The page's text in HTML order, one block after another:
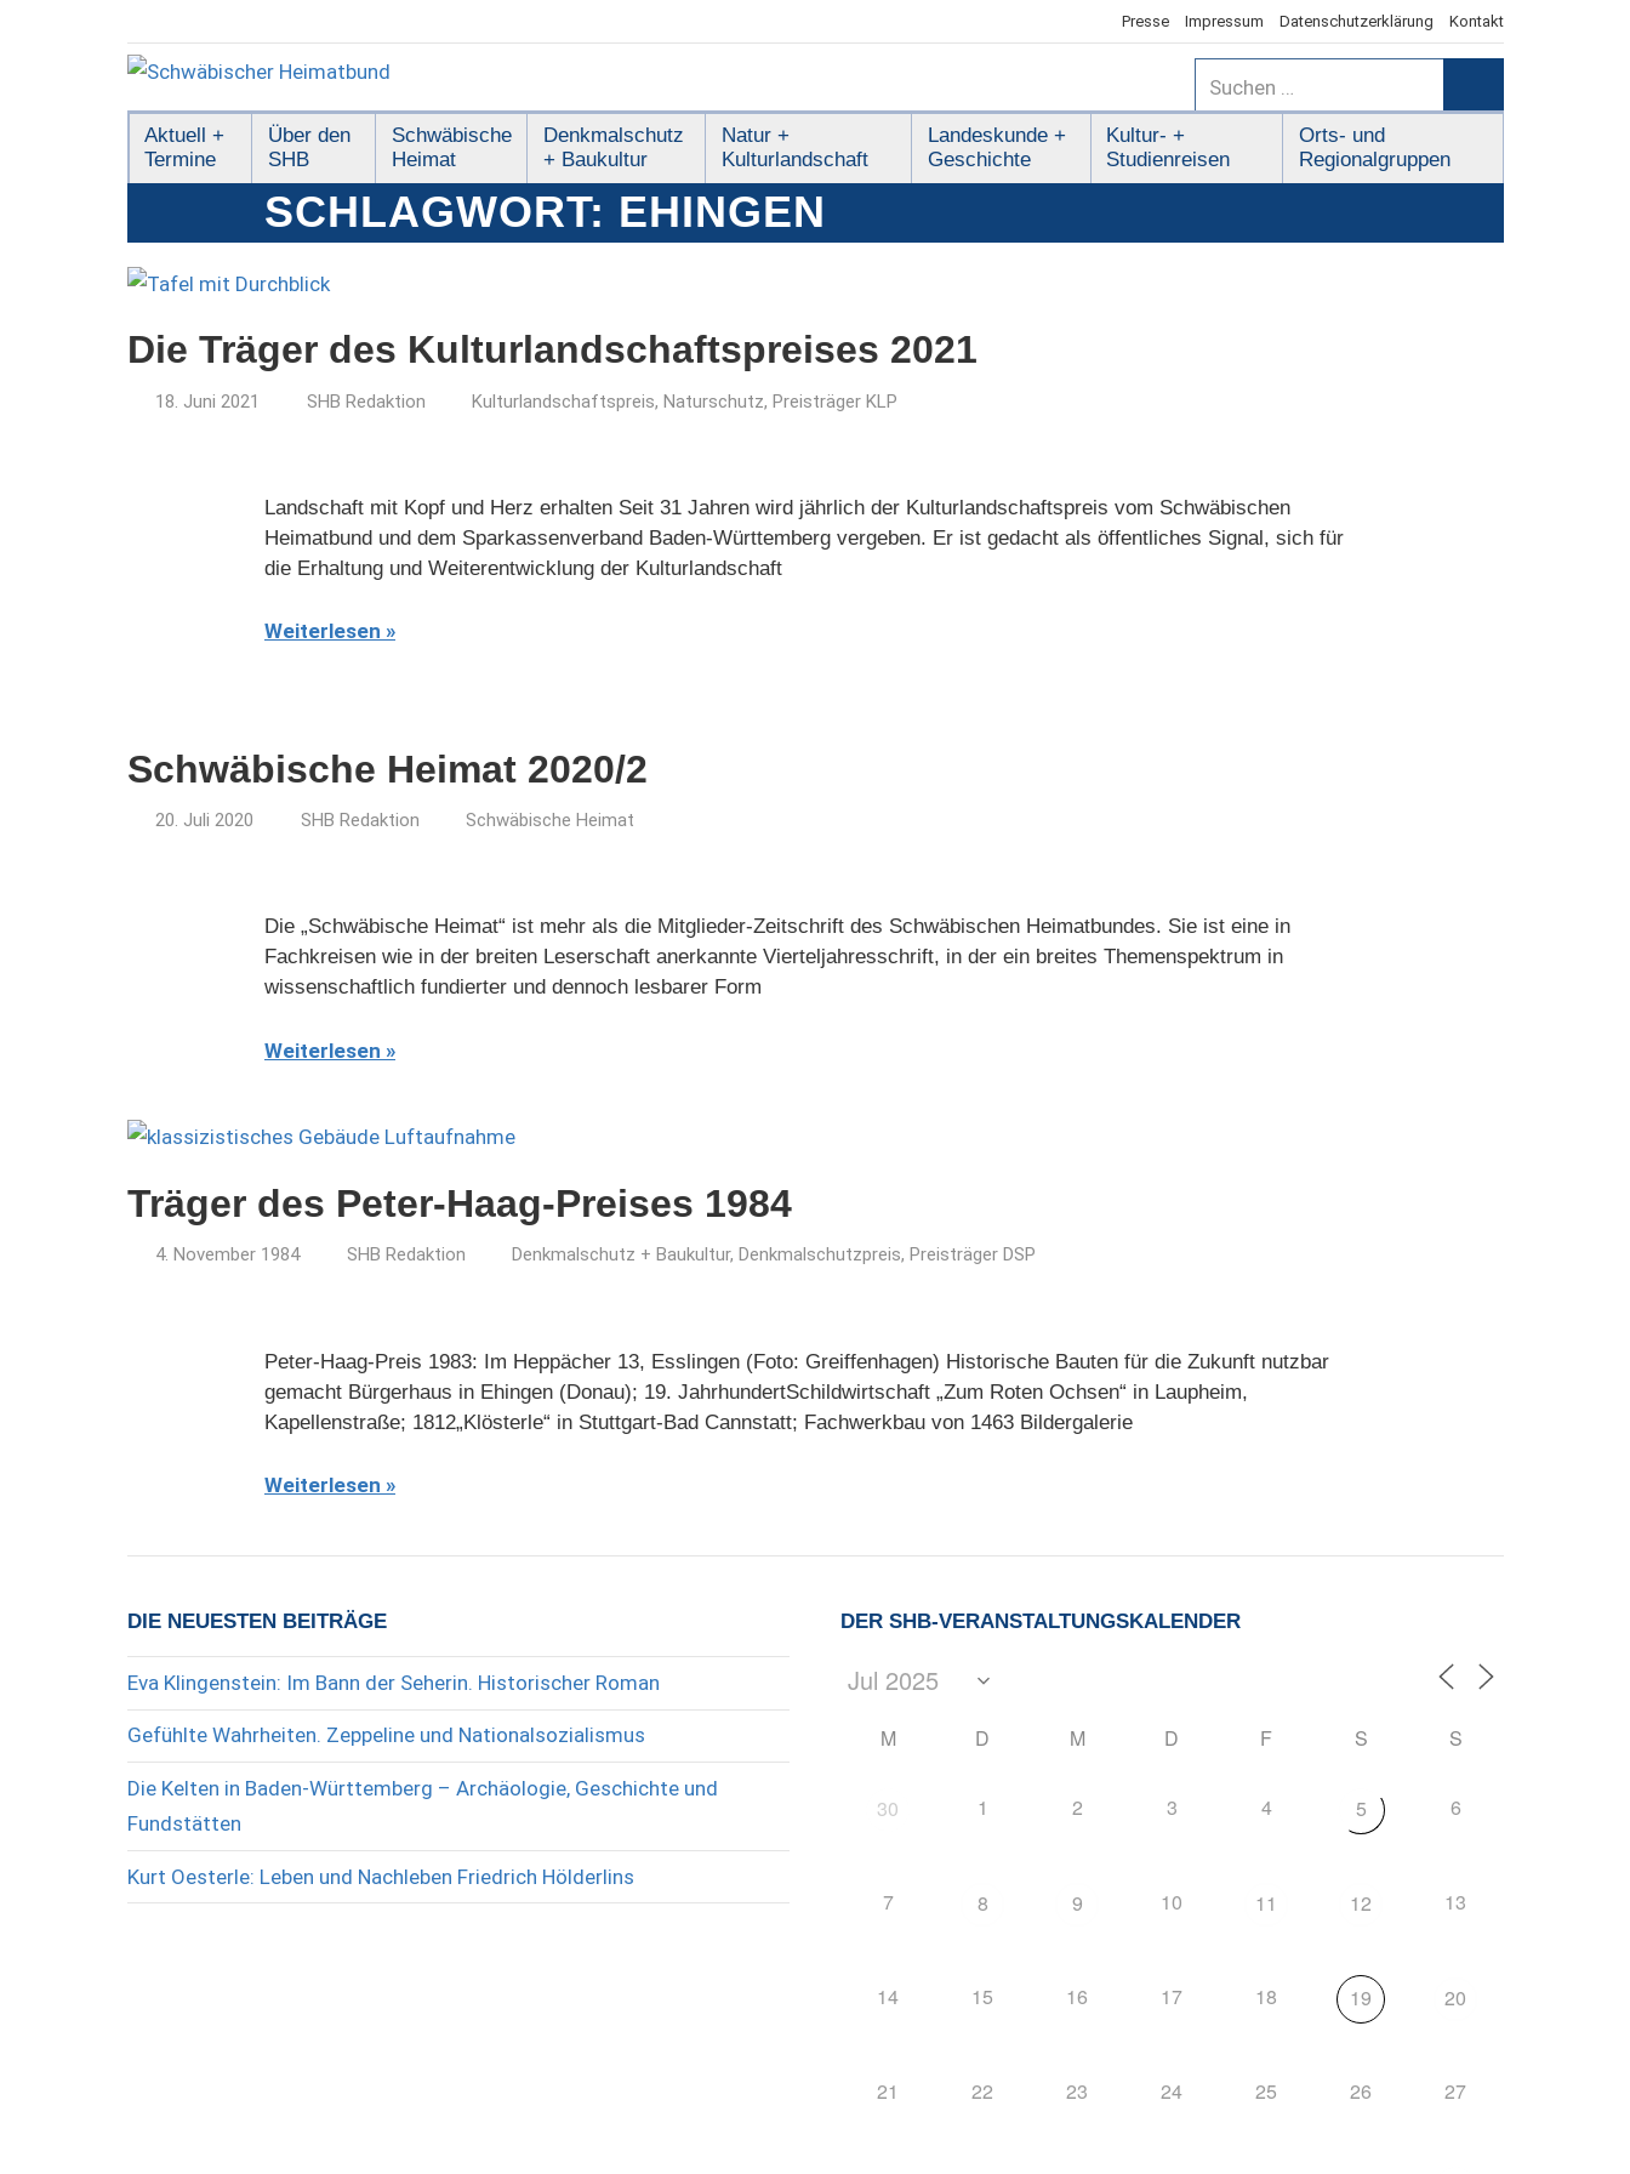
Presse Impressum Datenschutzerklärung Kontakt
Schwäbischer
Heimatbund
Suchen
nach:
Aktuell +
Termine
Über den
SHB
Schwäbische
Heimat
Denkmalschutz
+ Baukultur
Natur +
Kulturlandschaft
Landeskunde +
Geschichte
Kultur- +
Studienreisen
Orts- und
Regionalgruppen
SCHLAGWORT: EHINGEN
Die Träger des Kulturlandschaftspreises 2021
18. Juni 2021 SHB Redaktion Kulturlandschaftspreis, Naturschutz, Preisträger KLP
Landschaft mit Kopf und Herz erhalten Seit 31 Jahren wird jährlich der Kulturlandschaftspreis vom Schwäbischen
Heimatbund und dem Sparkassenverband Baden-Württemberg vergeben. Er ist gedacht als öffentliches Signal, sich für
die Erhaltung und Weiterentwicklung der Kulturlandschaft
Weiterlesen
Schwäbische Heimat 2020/2
20. Juli 2020 SHB Redaktion Schwäbische Heimat
Die „Schwäbische Heimat“ ist mehr als die Mitglieder-Zeitschrift des Schwäbischen Heimatbundes. Sie ist eine in
Fachkreisen wie in der breiten Leserschaft anerkannte Vierteljahresschrift, in der ein breites Themenspektrum in
wissenschaftlich fundierter und dennoch lesbarer Form
Weiterlesen
Träger des Peter-Haag-Preises 1984
4. November 1984 SHB Redaktion Denkmalschutz + Baukultur, Denkmalschutzpreis, Preisträger DSP
Peter-Haag-Preis 1983: Im Heppächer 13, Esslingen (Foto: Greiffenhagen) Historische Bauten für die Zukunft nutzbar
gemacht Bürgerhaus in Ehingen (Donau); 19. JahrhundertSchildwirtschaft „Zum Roten Ochsen“ in Laupheim,
Kapellenstraße; 1812„Klösterle“ in Stuttgart-Bad Cannstatt; Fachwerkbau von 1463 Bildergalerie
Weiterlesen
DIE NEUESTEN BEITRÄGE
Eva Klingenstein: Im Bann der Seherin. Historischer Roman
Gefühlte Wahrheiten. Zeppeline und Nationalsozialismus
Die Kelten in Baden-Württemberg – Archäologie, Geschichte und
Fundstätten
Kurt Oesterle: Leben und Nachleben Friedrich Hölderlins
DER SHB-VERANSTALTUNGSKALENDER
M D M D F S S
30 1 2 3 4 5 6
7 8 9 10 11 12 13
14 15 16 17 18 19 20
21 22 23 24 25 26 27